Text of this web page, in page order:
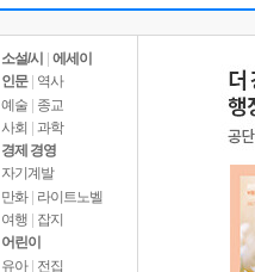
소설/시
에세이
인문
역사
예술 | 종교
사회 | 과학
경제 경영
자기계발
만화 | 라이트노벨
여행
잡지
어린이
유아 | 전집